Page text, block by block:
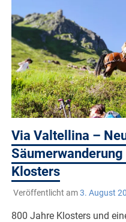
Via Valtellina –
Klosters
Veröffentlicht am3. August
800 Jahre Klosters und